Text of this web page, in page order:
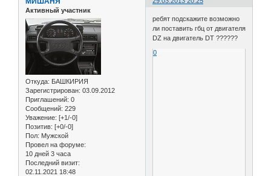
Активный участник
Откуда: БАШКИРИЯ
Зарегистрирован: 03.09.2012
Приглашений: 0
Сообщений: 229
Уважение: [+1/-0]
Позитив: [+0/-0]
Пол: Мужской
Провел на форуме:
10 дней 3 часа
Последний визит:
02.11.2021 18:48
ребят подскажите возможно
ли поставить гбц от двигателя
DZ на двигатель DT ??????
0